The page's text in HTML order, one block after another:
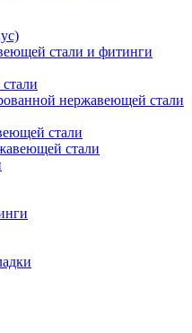
стали и фитинги
нержавеющей стали
стали
стали